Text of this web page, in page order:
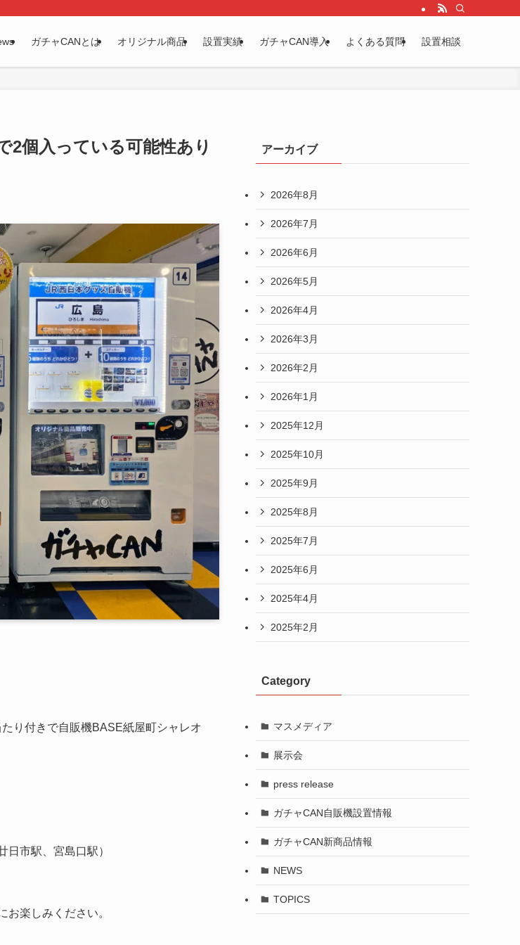
ガチャCANとは オリジナル商品 設置実績 ガチャCAN導入 よくある質問 設置相談
2個入っている可能性あり
り付きで自販機BASE紙屋町シャレオ
日市駅、宮島口駅）
楽しみください。
アーカイブ
2026年8月
2026年7月
2026年6月
2026年5月
2026年4月
2026年3月
2026年2月
2026年1月
2025年12月
2025年10月
2025年9月
2025年8月
2025年7月
2025年6月
2025年4月
2025年2月
Category
マスメディア
展示会
press release
ガチャCAN自販機設置情報
ガチャCAN新商品情報
NEWS
TOPICS